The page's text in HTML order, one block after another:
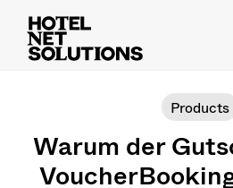
Products
Warum der